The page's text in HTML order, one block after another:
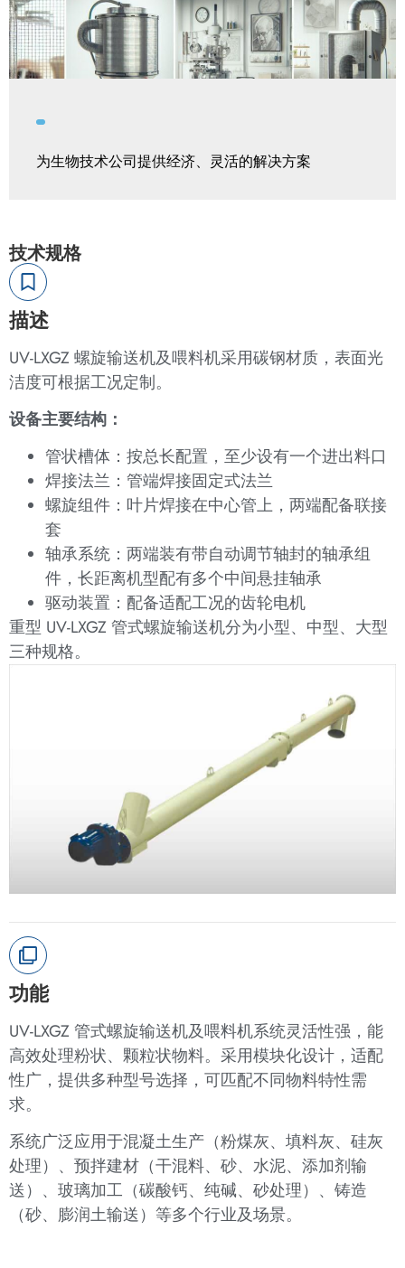
为生物技术公司提供经济、灵活的解决方案
技术规格
描述
UV-LXGZ 螺旋输送机及喂料机采用碳钢材质，表面光
洁度可根据工况定制。
设备主要结构：
管状槽体：按总长配置，至少设有一个进出料口
焊接法兰：管端焊接固定式法兰
螺旋组件：叶片焊接在中心管上，两端配备联接
套
轴承系统：两端装有带自动调节轴封的轴承组
件，长距离机型配有多个中间悬挂轴承
驱动装置：配备适配工况的齿轮电机
重型 UV-LXGZ 管式螺旋输送机分为小型、中型、大型
三种规格。
功能
UV-LXGZ 管式螺旋输送机及喂料机系统灵活性强，能
高效处理粉状、颗粒状物料。采用模块化设计，适配
性广，提供多种型号选择，可匹配不同物料特性需
求。
系统广泛应用于混凝土生产（粉煤灰、填料灰、硅灰
处理）、预拌建材（干混料、砂、水泥、添加剂输
送）、玻璃加工（碳酸钙、纯碱、砂处理）、铸造
（砂、膨润土输送）等多个行业及场景。